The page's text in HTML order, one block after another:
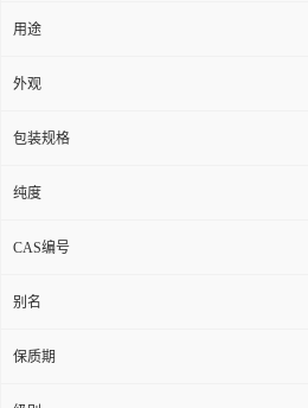
用途
外观
包装规格
纯度
CAS编号
别名
保质期